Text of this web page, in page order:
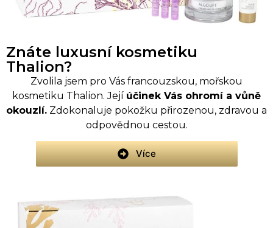
Znáte luxusní kosmetiku
Thalion?
Zvolila jsem pro Vás francouzskou, mořskou
kosmetiku Thalion. Její účinek Vás ohromí a vůně
okouzlí. Zdokonaluje pokožku přirozenou, zdravou a
odpovědnou cestou.
Více